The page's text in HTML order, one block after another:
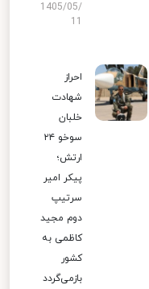
1405/05/
احراز
شهادت
خلبان
سوخو ۲۴
ارتش؛
پیکر امیر
سرتیپ
دوم مجید
کاظمی به
کشور
بازمی‌گردد